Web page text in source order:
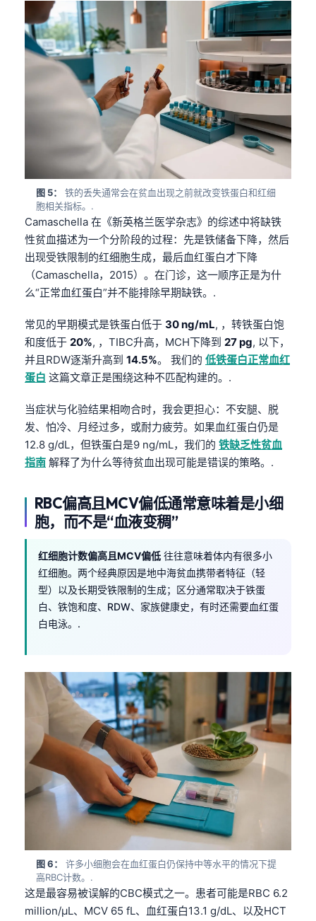
图 5：
铁的丢失通常会在贫血出现之前就改变铁蛋白和红细
胞相关指标。.
Camaschella 在《新英格兰医学杂志》的综述中将缺铁
性贫血描述为一个分阶段的过程：先是铁储备下降，然后
出现受铁限制的红细胞生成，最后血红蛋白才下降
（Camaschella，2015）。在门诊，这一顺序正是为什
么“正常血红蛋白”并不能排除早期缺铁。.
常见的早期模式是铁蛋白低于 30 ng/mL, ，转铁蛋白饱
和度低于 20%, ，TIBC升高，MCH下降到 27 pg, 以下，
并且RDW逐渐升高到 14.5%。 我们的 低铁蛋白正常血红
蛋白 这篇文章正是围绕这种不匹配构建的。.
当症状与化验结果相吻合时，我会更担心：不安腿、脱
发、怕冷、月经过多，或耐力疲劳。如果血红蛋白仍是
12.8 g/dL，但铁蛋白是9 ng/mL，我们的 铁缺乏性贫血
指南 解释了为什么等待贫血出现可能是错误的策略。.
RBC偏高且MCV偏低通常意味着是小细
胞，而不是“血液变稠”
红细胞计数偏高且MCV偏低 往往意味着体内有很多小
红细胞。两个经典原因是地中海贫血携带者特征（轻
型）以及长期受铁限制的生成；区分通常取决于铁蛋
白、铁饱和度、RDW、家族健康史，有时还需要血红蛋
白电泳。.
图 6：
许多小细胞会在血红蛋白仍保持中等水平的情况下提
高RBC计数。.
这是最容易被误解的CBC模式之一。患者可能是RBC 6.2
million/µL、MCV 65 fL、血红蛋白13.1 g/dL、以及HCT